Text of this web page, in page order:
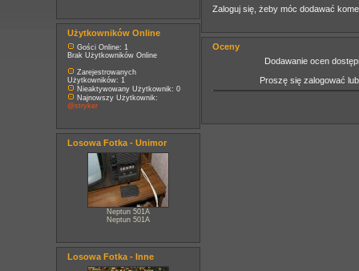
Użytkowników Online
Gości Online: 1
Brak Użytkowników Online
Zarejestrowanych
Użytkowników: 1
Nieaktywowany Użytkownik: 0
Najnowszy Użytkownik:
@stryker
Losowa Fotka - Unimor
Neptun 501A
Neptun 501A
Losowa Fotka - Inne
Zaloguj się, żeby móc dodawać
Oceny
Dodawanie ocen
Proszę się zalogować